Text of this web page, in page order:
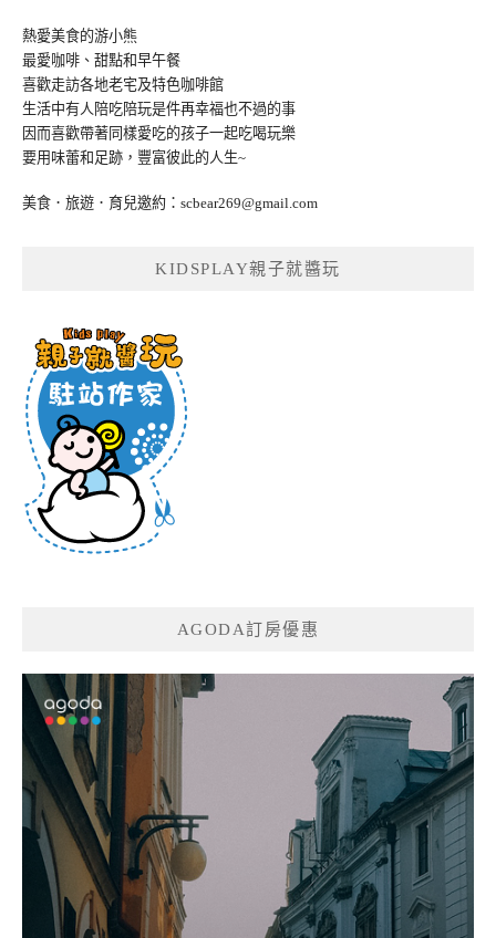
熱愛美食的游小熊
最愛咖啡、甜點和早午餐
喜歡走訪各地老宅及特色咖啡館
生活中有人陪吃陪玩是件再幸福也不過的事
因而喜歡帶著同樣愛吃的孩子一起吃喝玩樂
要用味蕾和足跡，豐富彼此的人生~
美食．旅遊．育兒邀約： scbear269@gmail.com
KIDSPLAY親子就醬玩
AGODA訂房優惠